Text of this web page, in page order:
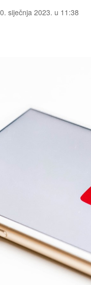
siječnja 2023. u 11:38